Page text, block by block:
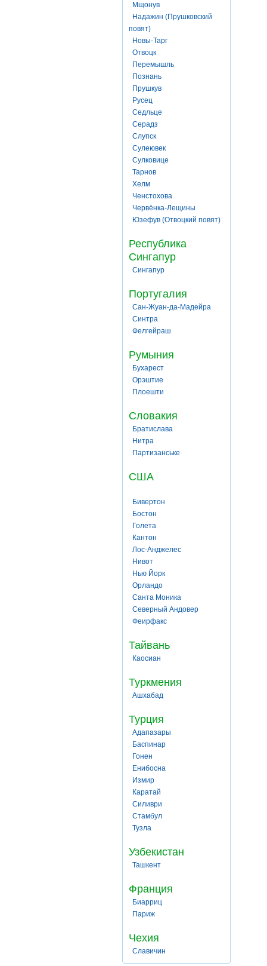
Мщонув
Надажин (Прушковский
повят)
Новы-Тарг
Отвоцк
Перемышль
Познань
Прушкув
Русец
Седльце
Серадз
Слупск
Сулеювек
Сулковице
Тарнов
Хелм
Ченстохова
Червёнка-Лещины
Юзефув (Отвоцкий повят)
Республика
Сингапур
Сингапур
Португалия
Сан-Жуан-да-Мадейра
Синтра
Фелгейраш
Румыния
Бухарест
Орэштие
Плоешти
Словакия
Братислава
Нитра
Партизанське
США
Бивертон
Бостон
Голета
Кантон
Лос-Анджелес
Нивот
Нью Йорк
Орландо
Санта Моника
Северный Андовер
Феирфакс
Тайвань
Каосиан
Туркмения
Ашхабад
Турция
Адапазары
Баспинар
Гонен
Енибосна
Измир
Каратай
Силиври
Стамбул
Тузла
Узбекистан
Ташкент
Франция
Биарриц
Париж
Чехия
Славичин